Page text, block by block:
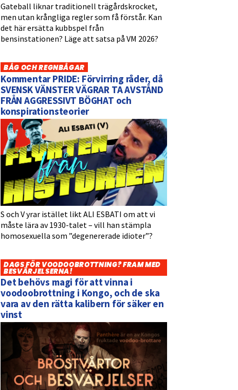
Gateball liknar traditionell trägårdskrocket,
men utan krångliga regler som få förstår. Kan
det här ersätta kubbspel från
bensinstationen? Läge att satsa på VM 2026?
BÅG OCH REGNBÅGAR
Kommentar PRIDE: Förvirring råder, då
SVENSK VÄNSTER VÄGRAR TA AVSTÅND
FRÅN AGGRESSIVT BÖGHAT och
konspirationsteorier
S och V yrar istället likt ALI ESBATI om att vi
måste lära av 1930-talet – vill han stämpla
homosexuella som ”degenererade idioter”?
DAGS FÖR VOODOOBROTTNING? FRAM MED
BESVÄRJELSERNA!
Det behövs magi för att vinna i
voodoobrottning i Kongo, och de ska
vara av den rätta kalibern för säker en
vinst